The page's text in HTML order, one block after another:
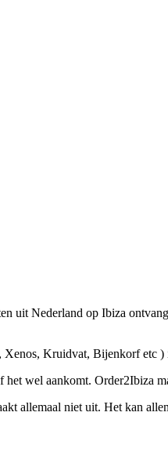
uit Nederland op Ibiza
Kruidvat, Bijenkorf etc
het wel aankomt. Order2Ibiza
allemaal niet uit. Het kan